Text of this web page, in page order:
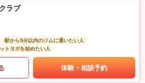
ラブ
駅から5分以内のジムに通いたい人
トヨガを始めたい人
体験・相談予約